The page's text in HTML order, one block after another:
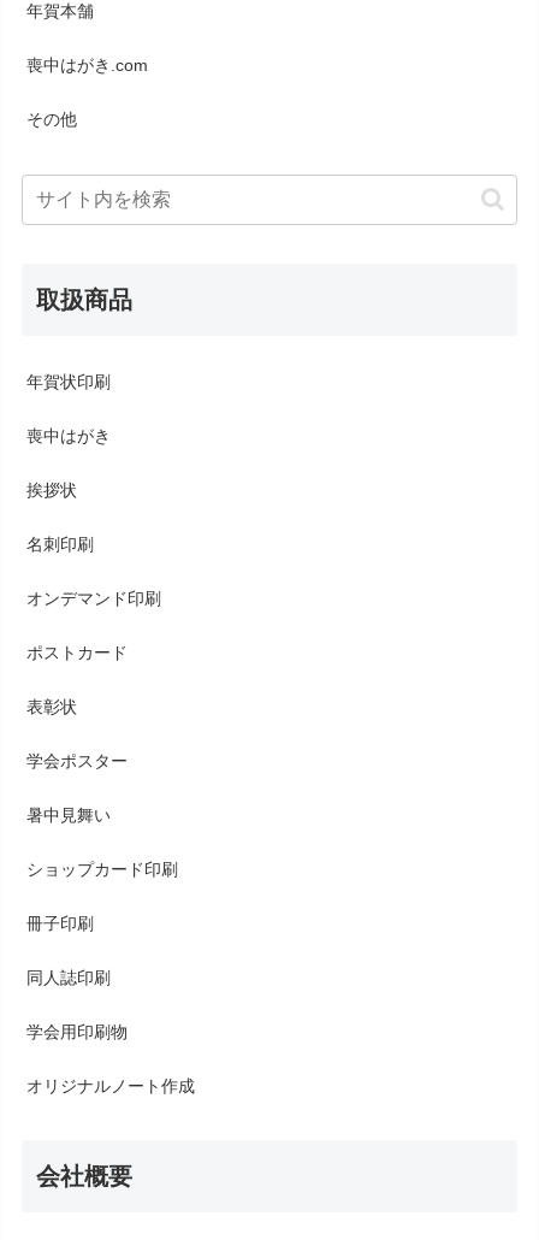
年賀本舗
喪中はがき.com
その他
取扱商品
年賀状印刷
喪中はがき
挨拶状
名刺印刷
オンデマンド印刷
ポストカード
表彰状
学会ポスター
暑中見舞い
ショップカード印刷
冊子印刷
同人誌印刷
学会用印刷物
オリジナルノート作成
会社概要